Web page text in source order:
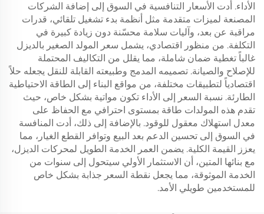
الأداء. أدت الأسعار التنافسية في السوق إلى إضافة الشركات
المصنعة لميزات متقدمة مثل أنظمة بدء تشغيل تلقائي، قدرات
مراقبة عن بعد، وآليات سلامة محسّنة دون زيادة كبيرة في
التكلفة. من منظور اقتصادي، يشمل سعر المولد الصغير بالديزل
غالباً تغطية ضمان شاملة، مما يقلل من التكاليف المحتملة
للإصلاح والصيانة. تصميمه المدمج وطبيعته القابلة للنقل يجعله حلاً
اقتصادياً لتطبيقات مختلفة، من مواقع البناء إلى الطاقة الاحتياطية
الطارئة. نسبة السعر إلى الأداء تكون مواتية بشكل خاص، حيث
تقدم هذه المولدات طاقة بمستوى احترافي مع الحفاظ على
معدل استهلاك معقول للوقود. بالإضافة إلى ذلك، أدت المنافسة
في السوق إلى تحسين الدعم بعد البيع وتوافر القطع الغيار، مما
يعزز القيمة الكلية. يضمن العمر الخدمة الطويل لمحركات الديزل،
مع بنائها المتين، أن الاستثمار الأولي سيتحول إلى سنوات من
الخدمة الموثوقة، مما يجعل نقطة السعر جذابة بشكل خاص
للمستخدمين طويلي الأمد.